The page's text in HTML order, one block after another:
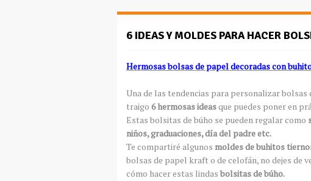
6 IDEAS Y MOLDES PARA HACER
Hermosas bolsas de papel decoradas con
Una de las tendencias para personalizar
traigo 6 hermosas ideasque puedes poner en
Estas bolsitas de búho se pueden regalar como
niños, graduaciones, día del padre etc.
Te compartiré algunos moldes de buhitos
bolsas de papel kraft o de celofán, no dejes de
cómo hacer estas lindasbolsitas de búho.